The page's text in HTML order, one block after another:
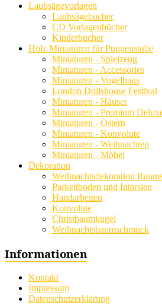
Laubsägevorlagen
Laubsägebücher
CD Vorlagenbücher
Kinderbücher
Holz Miniaturen für Puppenstube
Miniaturen - Spielzeug
Miniaturen - Accessories
Miniaturen - Vogelhaus
London Dollshouse Festival
Miniaturen - Häuser
Miniaturen - Premium
Miniaturen - Ostern
Miniaturen - Konvolute
Miniaturen - Weihnachten
Miniaturen - Möbel
Dekoration
Weihnachtsdekoration
Parkettboden und Intarsien
Handarbeiten
Konvolute
Christbaumkugel
Weihnachtsbaumschmuck
Informationen
Kontakt
Impressum
Datenschutzerklärung